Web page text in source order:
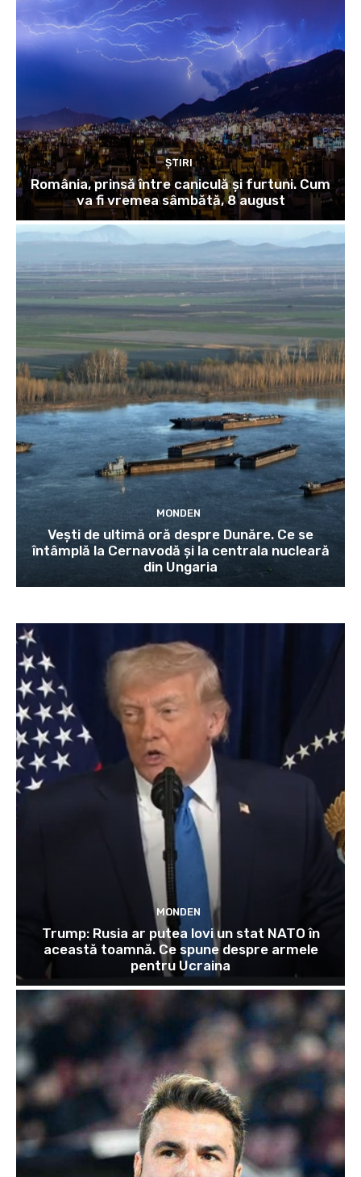
ȘTIRI
România, prinsă între caniculă și furtuni. Cum
va fi vremea sâmbătă, 8 august
MONDEN
Vești de ultimă oră despre Dunăre. Ce se
întâmplă la Cernavodă și la centrala nucleară
din Ungaria
MONDEN
Trump: Rusia ar putea lovi un stat NATO în
această toamnă. Ce spune despre armele
pentru Ucraina